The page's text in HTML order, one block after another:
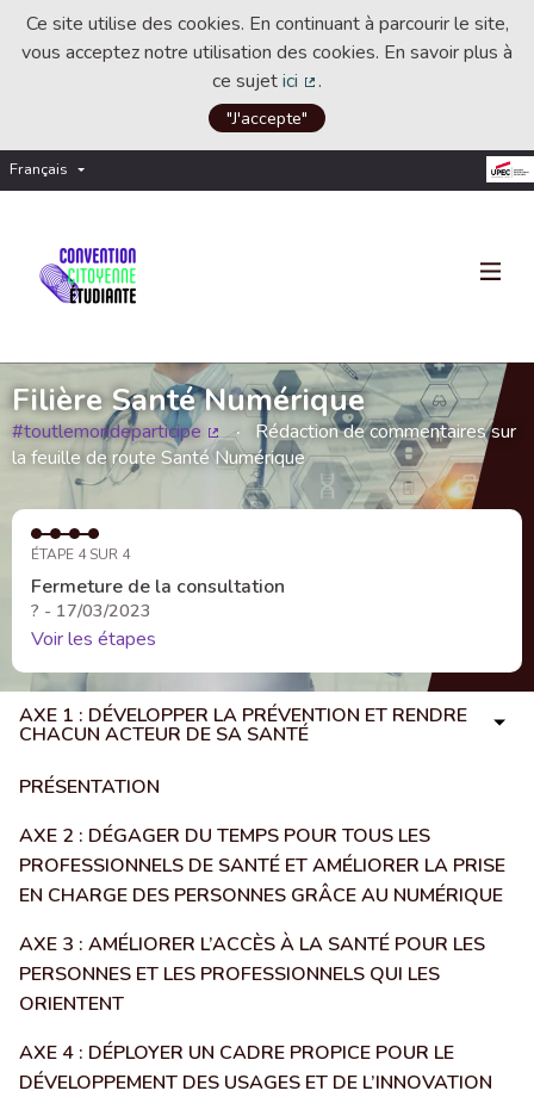
Ce site utilise des cookies. En continuant à parcourir le site,
vous acceptez notre utilisation des cookies. En savoir plus à
ce sujetici
(Lien externe)
.
"J'accepte"
Français Choisir la langue
Filière Santé Numérique
#toutlemondeparticipe
(Lien externe)
Rédaction de commentaires sur
la feuille de route Santé Numérique
ÉTAPE 4 SUR 4
Fermeture de la consultation
? - 17/03/2023
Voir les étapes
AXE 1 : DÉVELOPPER LA PRÉVENTION ET RENDRE
CHACUN ACTEUR DE SA SANTÉ
PRÉSENTATION
AXE 2 : DÉGAGER DU TEMPS POUR TOUS LES
PROFESSIONNELS DE SANTÉ ET AMÉLIORER LA PRISE
EN CHARGE DES PERSONNES GRÂCE AU NUMÉRIQUE
AXE 3 : AMÉLIORER L’ACCÈS À LA SANTÉ POUR LES
PERSONNES ET LES PROFESSIONNELS QUI LES
ORIENTENT
AXE 4 : DÉPLOYER UN CADRE PROPICE POUR LE
DÉVELOPPEMENT DES USAGES ET DE L’INNOVATION